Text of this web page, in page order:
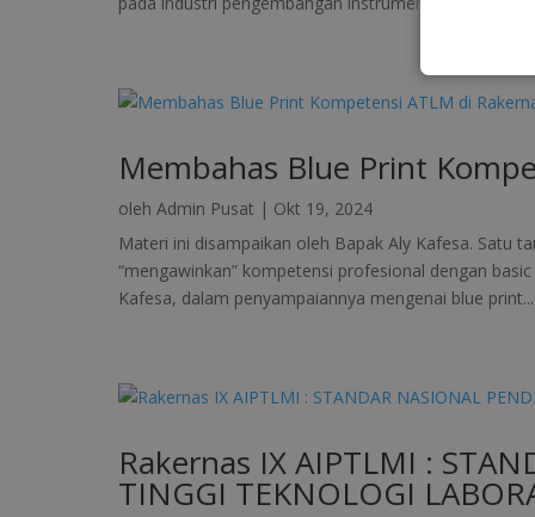
Membahas Blue Print
oleh Admin Pusat | Okt 19, 2024
Materi ini disampaikan oleh Bapak Aly Kafesa. Satu
“mengawinkan” kompetensi profesional dengan
Kafesa, dalam penyampaiannya mengenai blue print...
Rakernas IX AIPTLMI :
TINGGI TEKNOLOGI